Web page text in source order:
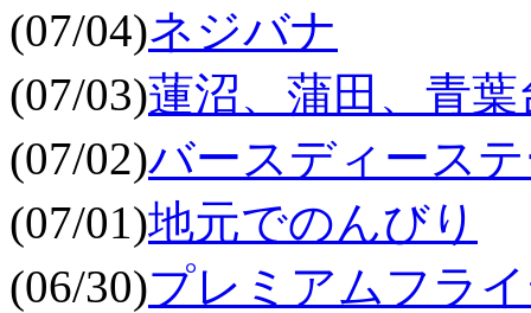
(07/04)ネジバナ
(07/03)蓮沼、蒲田、青葉
(07/02)バースディース
(07/01)地元でのんびり
(06/30)プレミアムフラ